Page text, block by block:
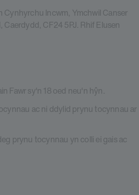
Incwm, Ymchwil Canser
CF24 5PJ. Rhif Elusen
Fawr sy'n 18 oed neu'n hŷn.
ac ni ddylid prynu tocynnau ar
prynu tocynnau yn colli ei gais ac